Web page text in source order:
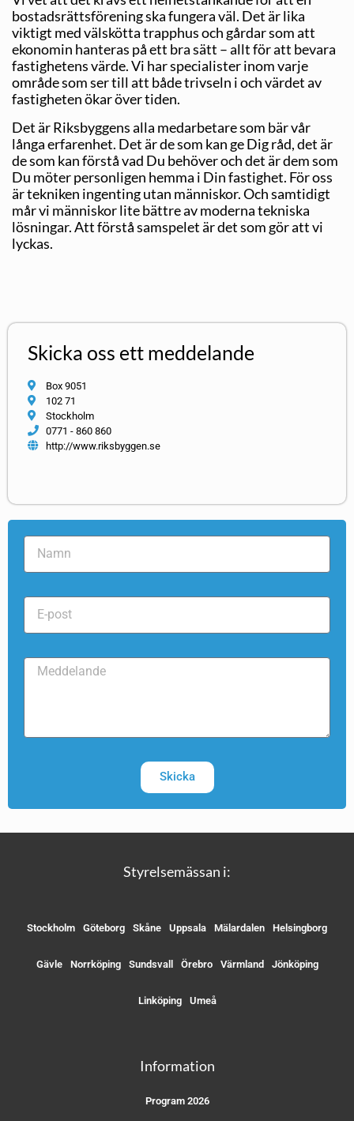
bostadsrättsförening ska fungera väl. Det är lika
viktigt med välskötta trapphus och gårdar som att
ekonomin hanteras på ett bra sätt – allt för att bevara
fastighetens värde. Vi har specialister inom varje
område som ser till att både trivseln i och värdet av
fastigheten ökar över tiden.
Det är Riksbyggens alla medarbetare som bär vår
långa erfarenhet. Det är de som kan ge Dig råd, det är
de som kan förstå vad Du behöver och det är dem som
Du möter personligen hemma i Din fastighet. För oss
är tekniken ingenting utan människor. Och samtidigt
mår vi människor lite bättre av moderna tekniska
lösningar. Att förstå samspelet är det som gör att vi
lyckas.
Skicka oss ett meddelande
Box 9051
102 71
Stockholm
0771 - 860 860
http://www.riksbyggen.se
Skicka
Styrelsemässan i:
Stockholm Göteborg Skåne Uppsala Mälardalen Helsingborg
Gävle Norrköping Sundsvall Örebro Värmland Jönköping
Linköping Umeå
Information
Program 2026